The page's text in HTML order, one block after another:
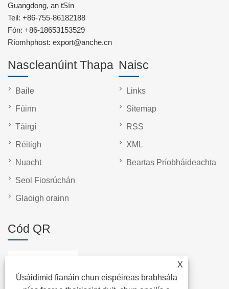
X
Úsáidimid fianáin chun eispéireas brabhsála
Guangdong, an tSín
Teil: +86-755-86182188
Fón: +86-18653153529
Ríomhphost: export@anche.cn
Nascleanúint Thapa
Baile
Fúinn
Táirgí
Réitigh
Nuacht
Seol Fiosrúchán
Glaoigh orainn
Naisc
Links
Sitemap
RSS
XML
Beartas Príobháideachta
Cód QR